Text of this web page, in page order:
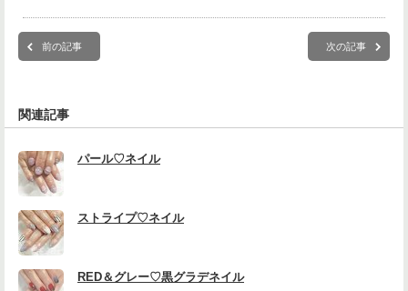
前の記事 次の記事
関連記事
パール♡ネイル
ストライプ♡ネイル
RED＆グレー♡黒グラデネイル